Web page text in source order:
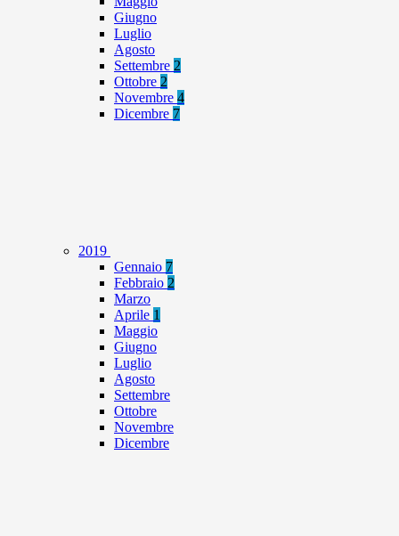
Giugno
Luglio
Agosto
Settembre 2
Ottobre 2
Novembre 4
Dicembre 7
2019
Gennaio 7
Febbraio 2
Marzo
Aprile 1
Maggio
Giugno
Luglio
Agosto
Settembre
Ottobre
Novembre
Dicembre